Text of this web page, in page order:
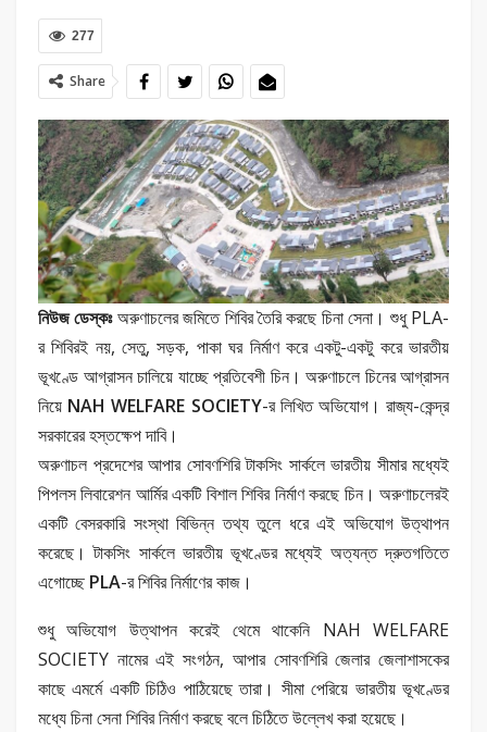
277
Share
নিউজ ডেস্কঃঅরুণাচলের জমিতে শিবির তৈরি করছে চিনা সেনা। শুধু PLA-
র শিবিরই নয়, সেতু, সড়ক, পাকা ঘর নির্মাণ করে একটু-একটু করে ভারতীয়
ভূখণ্ডে আগ্রাসন চালিয়ে যাচ্ছে প্রতিবেশী চিন। অরুণাচলে চিনের আগ্রাসন
নিয়ে NAH WELFARE SOCIETY-র লিখিত অভিযোগ। রাজ্য-কেন্দ্র
সরকারের হস্তক্ষেপ দাবি।
অরুণাচল প্রদেশের আপার সোবণশিরি টাকসিং সার্কলে ভারতীয় সীমার মধ্যেই
পিপলস লিবারেশন আর্মির একটি বিশাল শিবির নির্মাণ করছে চিন। অরুণাচলেরই
একটি বেসরকারি সংস্থা বিভিন্ন তথ্য তুলে ধরে এই অভিযোগ উত্থাপন
করেছে। টাকসিং সার্কলে ভারতীয় ভূখণ্ডের মধ্যেই অত্যন্ত দ্রুতগতিতে
এগোচ্ছে PLA-র শিবির নির্মাণের কাজ।
শুধু অভিযোগ উত্থাপন করেই থেমে থাকেনি NAH WELFARE
SOCIETY নামের এই সংগঠন, আপার সোবণশিরি জেলার জেলাশাসকের
কাছে এমর্মে একটি চিঠিও পাঠিয়েছে তারা। সীমা পেরিয়ে ভারতীয় ভূখণ্ডের
মধ্যে চিনা সেনা শিবির নির্মাণ করছে বলে চিঠিতে উল্লেখ করা হয়েছে।